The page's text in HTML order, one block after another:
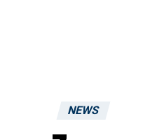
NEWS